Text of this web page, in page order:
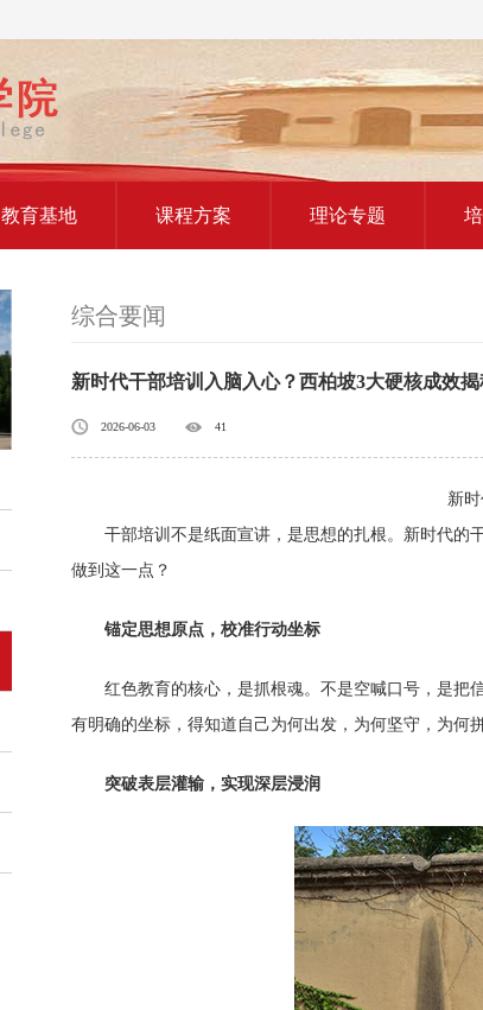
教育基地 课程方案 理论专题
综合要闻
新时代干部培训入脑入心？西柏坡3大硬核成效揭
2026-06-03 41
新
干部培训不是纸面宣讲，是思想的扎根。新时代的
做到这一点？
锚定思想原点，校准行动坐标
红色教育的核心，是抓根魂。不是空喊口号，是把
有明确的坐标，得知道自己为何出发，为何坚守，为何
突破表层灌输，实现深层浸润